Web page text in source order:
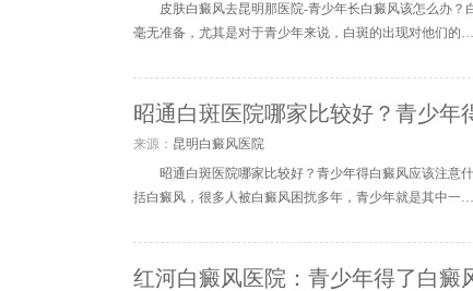
皮肤白癜风去昆明那医院-青少年长白癜风该怎么办
毫无准备，尤其是对于青少年来说，白斑的出现对他们的
昭通白斑医院哪家比较好？青少年
来源： 昆明白癜风医院
昭通白斑医院哪家比较好？青少年得白癜风应该注意
括白癜风，很多人被白癜风困扰多年，青少年就是其中一
红河白癜风医院：青少年得了白癜